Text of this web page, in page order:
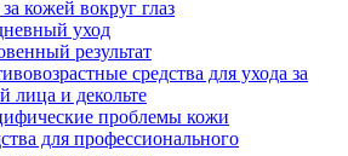
кожей вокруг глаз
уход
результат
средства для ухода за
лица и декольте
проблемы кожи
для профессионального